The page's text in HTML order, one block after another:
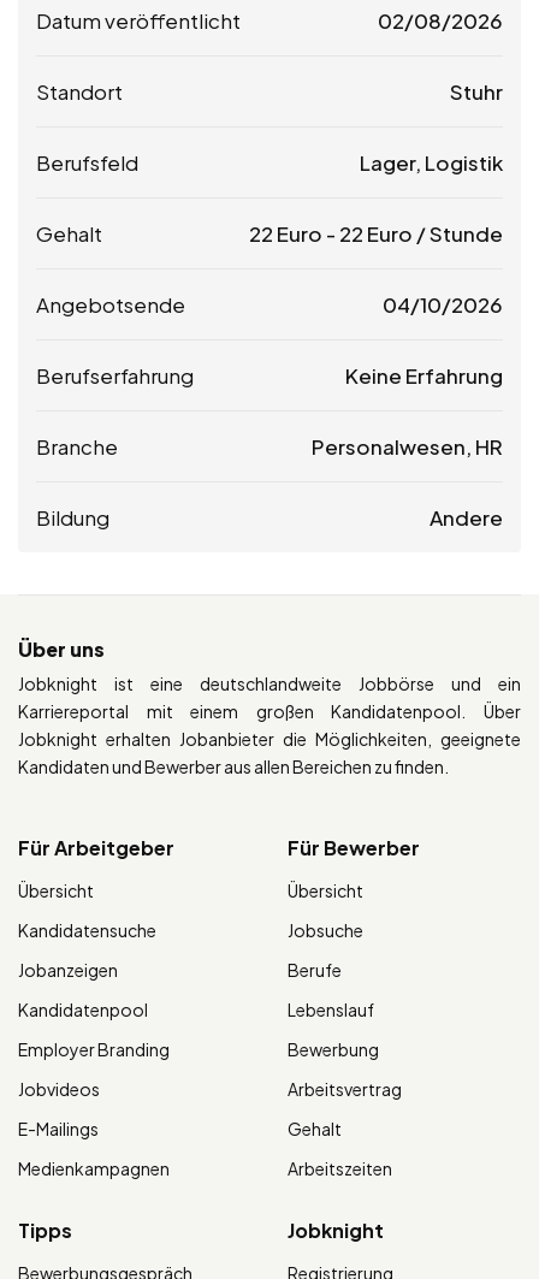
Datum veröffentlicht 02/08/2026
Standort Stuhr
Berufsfeld Lager, Logistik
Gehalt 22 Euro - 22 Euro / Stunde
Angebotsende 04/10/2026
Berufserfahrung Keine Erfahrung
Branche Personalwesen, HR
Bildung Andere
Über uns
Jobknight ist eine deutschlandweite Jobbörse und ein
Karriereportal mit einem großen Kandidatenpool. Über
Jobknight erhalten Jobanbieter die Möglichkeiten, geeignete
Kandidaten und Bewerber aus allen Bereichen zu finden.
Für Arbeitgeber
Übersicht
Kandidatensuche
Jobanzeigen
Kandidatenpool
Employer Branding
Jobvideos
E-Mailings
Medienkampagnen
Für Bewerber
Übersicht
Jobsuche
Berufe
Lebenslauf
Bewerbung
Arbeitsvertrag
Gehalt
Arbeitszeiten
Tipps
Bewerbungsgespräch
Jobknight
Registrierung